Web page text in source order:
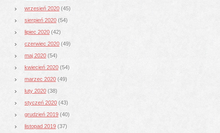
wrzesień 2020 (45)
sierpień 2020 (54)
lipiec 2020 (42)
czerwiec 2020 (49)
maj 2020 (54)
kwiecień 2020 (54)
marzec 2020 (49)
luty 2020 (38)
styczeń 2020 (43)
grudzień 2019 (40)
listopad 2019 (37)